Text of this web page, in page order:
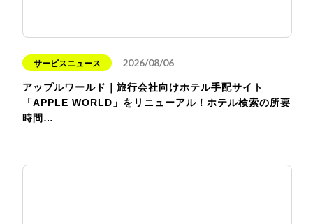
サービスニュース 2026/08/06
アップルワールド｜旅行会社向けホテル手配サイト
「APPLE WORLD」をリニューアル！ホテル検索の所要
時間…